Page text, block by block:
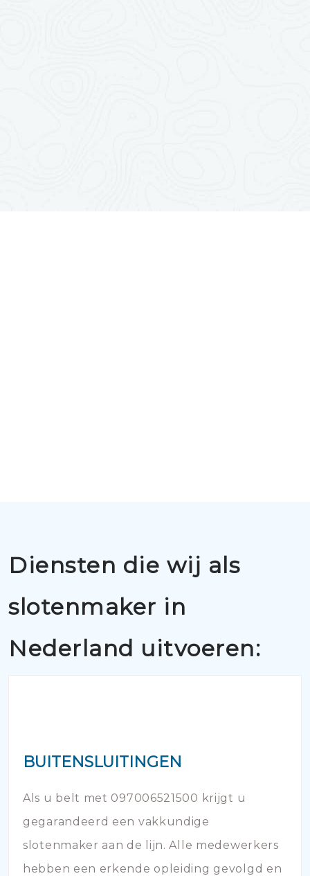
Diensten die wij als
slotenmaker in
Nederland uitvoeren:
BUITENSLUITINGEN
Als u belt met 097006521500 krijgt u
gegarandeerd een vakkundige
slotenmaker aan de lijn. Alle medewerkers
hebben een erkende opleiding gevolgd en